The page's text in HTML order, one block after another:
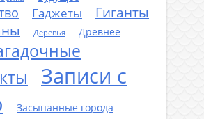
Гаджеты
Гиганты
Деревья
Древнее
Записи с
Засыпанные города